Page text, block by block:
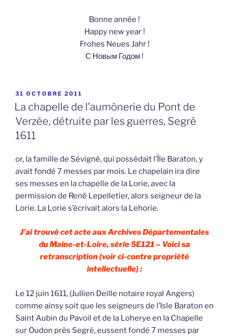
Bonne année !
Happy new year !
Frohes Neues Jahr !
С Новым Годом !
PUBLIÉ
LE
31 OCTOBRE 2011
La chapelle de l’aumônerie du Pont de
Verzée, détruite par les guerres, Segré
1611
or, la famille de Sévigné, qui possédait l’Île Baraton, y
avait fondé 7 messes par mois. Le chapelain ira dire
ses messes en la chapelle de la Lorie, avec la
permission de René Lepelletier, alors seigneur de la
Lorie. La Lorie s’écrivait alors la Lehorie.
J’ai trouvé cet acte aux Archives Départementales
du Maine-et-Loire, série 5E121 – Voici sa
retranscription (voir ci-contre propriété
intellectuelle) :
Le 12 juin 1611, (Jullien Deille notaire royal Angers)
comme ainsy soit que les seigneurs de l’Isle Baraton en
Saint Aubin du Pavoil et de la Loherye en la Chapelle
sur Oudon près Segré, eussent fondé 7 messes par